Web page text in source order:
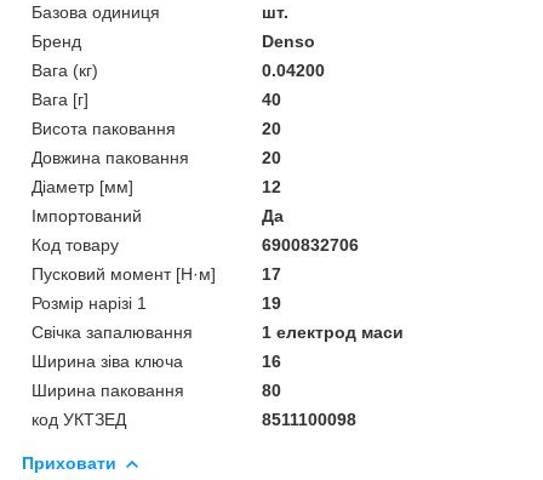
Базова одиниця
шт.
Бренд
Denso
Вага (кг)
0.04200
Вага [г]
40
Висота паковання
20
Довжина паковання
20
Діаметр [мм]
12
Імпортований
Да
Код товару
6900832706
Пусковий момент [Н·м]
17
Розмір нарізі 1
19
Свічка запалювання
1 електрод маси
Ширина зіва ключа
16
Ширина паковання
80
код УКТЗЕД
8511100098
Приховати